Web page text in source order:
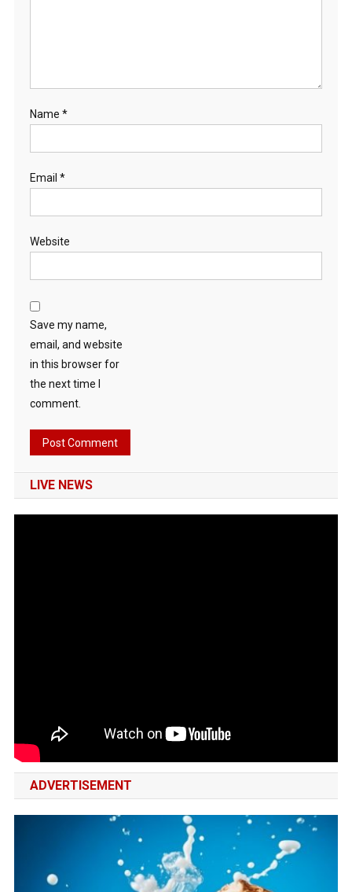
Name *
Email *
Website
Save my name,
email, and website
in this browser for
the next time I
comment.
LIVE NEWS
ADVERTISEMENT